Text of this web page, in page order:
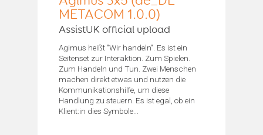
METACOM 1.0.0)
AssistUK official upload
Agimus heißt "Wir handeln". Es ist ein
Seitenset zur Interaktion. Zum Spielen.
Zum Handeln und Tun. Zwei Menschen
machen direkt etwas und nutzen die
Kommunikationshilfe, um diese
Handlung zu steuern. Es ist egal, ob ein
Klient:in dies Symbole...